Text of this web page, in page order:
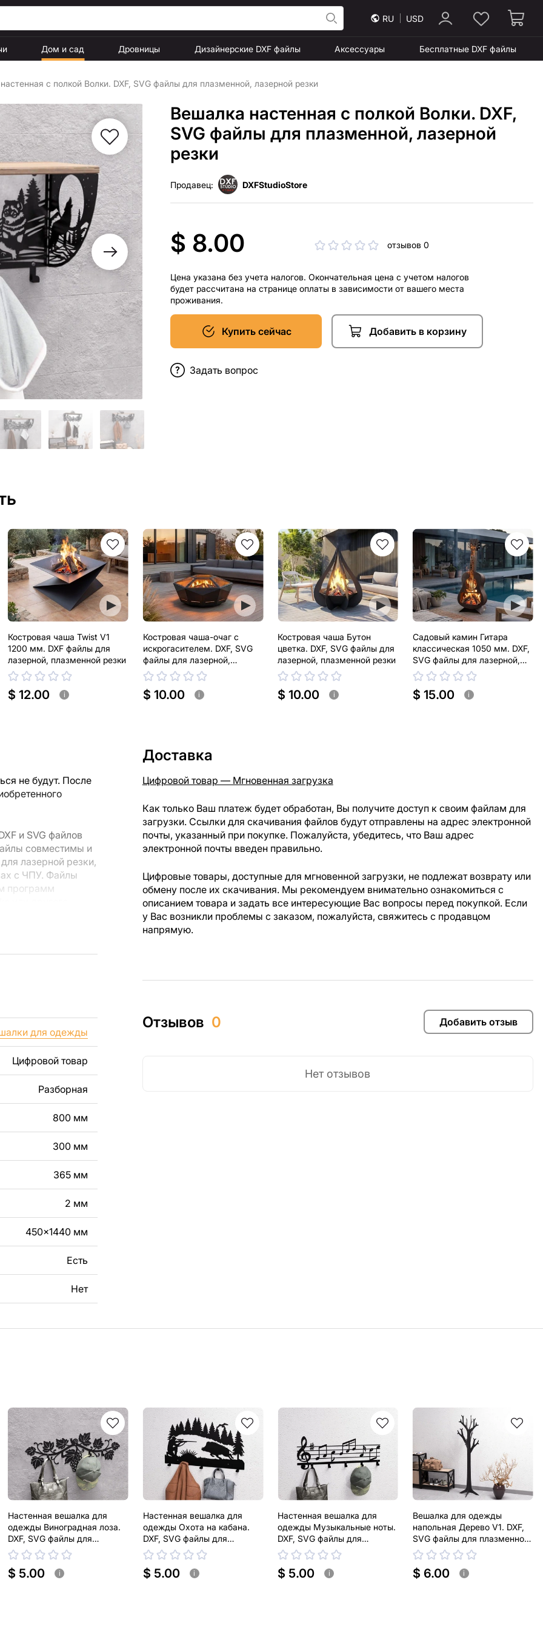
RU USD
Дом и сад Дровницы Дизайнерские DXF файлы Аксессуары Бесплатные DXF файлы
с полкой Волки. DXF, SVG файлы для плазменной, лазерной резки
Вешалка настенная с полкой Волки. DXF,
SVG файлы для плазменной, лазерной
резки
Продавец: DXFStudioStore
$ 8.00 отзывов 0
Цена указана без учета налогов. Окончательная цена с учетом налогов
будет рассчитана на странице оплаты в зависимости от вашего места
проживания.
Купить сейчас Добавить в корзину
Задать вопрос
Костровая чаша Twist V1
1200 мм. DXF файлы для
лазерной, плазменной резки
$ 12.00 i
Костровая чаша-очаг с
искрогасителем. DXF, SVG
файлы для лазерной,
плазменной резки
$ 10.00 i
Костровая чаша Бутон
цветка. DXF, SVG файлы для
лазерной, плазменной резки
$ 10.00 i
Садовый камин Гитара
классическая 1050 мм. DXF,
SVG файлы для лазерной,
плазменной резки
$ 15.00 i
не будут. После
и SVG файлов
совместимы и
лазерной резки,
с ЧПУ. Файлы
программ
созданы с
что
изображение,
дизайн изделия.
изделия из
с нами в
для одежды
Цифровой товар
Разборная
800 мм
300 мм
365 мм
2 мм
450x1440 мм
Есть
Нет
Доставка
Цифровой товар — Мгновенная загрузка
Как только Ваш платеж будет обработан, Вы получите доступ к своим файлам для
загрузки. Ссылки для скачивания файлов будут отправлены на адрес электронной
почты, указанный при покупке. Пожалуйста, убедитесь, что Ваш адрес
электронной почты введен правильно.
Цифровые товары, доступные для мгновенной загрузки, не подлежат возврату или
обмену после их скачивания. Мы рекомендуем внимательно ознакомиться с
описанием товара и задать все интересующие Вас вопросы перед покупкой. Если
у Вас возникли проблемы с заказом, пожалуйста, свяжитесь с продавцом
напрямую.
Отзывов 0 Добавить отзыв
Нет отзывов
Настенная вешалка для
одежды Виноградная лоза.
DXF, SVG файлы для
плазменной, лазерной резки
$ 5.00 i
Настенная вешалка для
одежды Охота на кабана.
DXF, SVG файлы для
плазменной, лазерной резки
$ 5.00 i
Настенная вешалка для
одежды Музыкальные ноты.
DXF, SVG файлы для
плазменной, лазерной резки
$ 5.00 i
Вешалка для одежды
напольная Дерево V1. DXF,
SVG файлы для плазменной,
лазерной резки
$ 6.00 i